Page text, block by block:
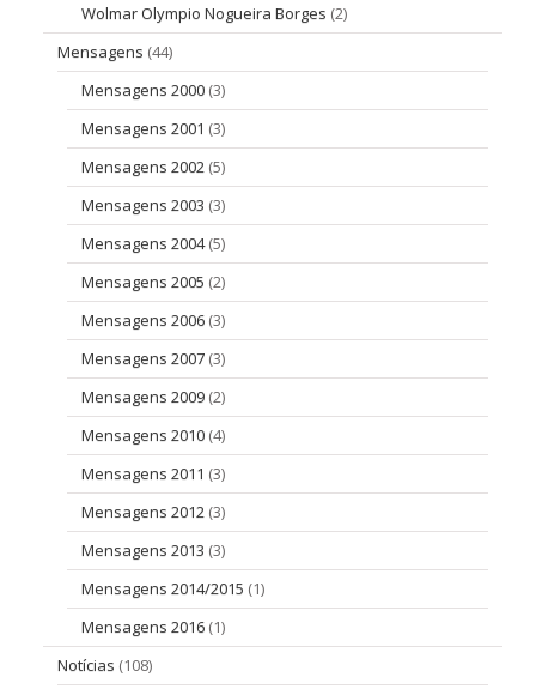
Wolmar Olympio Nogueira Borges (2)
Mensagens (44)
Mensagens 2000 (3)
Mensagens 2001 (3)
Mensagens 2002 (5)
Mensagens 2003 (3)
Mensagens 2004(5)
Mensagens 2005 (2)
Mensagens 2006 (3)
Mensagens 2007 (3)
Mensagens 2009 (2)
Mensagens 2010 (4)
Mensagens 2011 (3)
Mensagens 2012 (3)
Mensagens 2013 (3)
Mensagens 2014/2015 (1)
Mensagens 2016 (1)
Notícias (108)